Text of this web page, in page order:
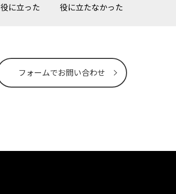
役に立った 役に立たなかった
フォームでお問い合わせ